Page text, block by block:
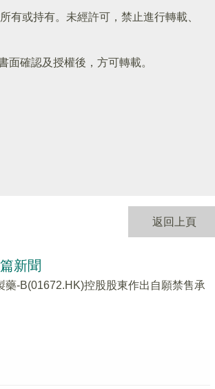
有或持有。未經許可，禁止進行轉載、
面確認及授權後，方可轉載。
返回上頁
新聞
藥-B(01672.HK)控股股東作出自願禁售承